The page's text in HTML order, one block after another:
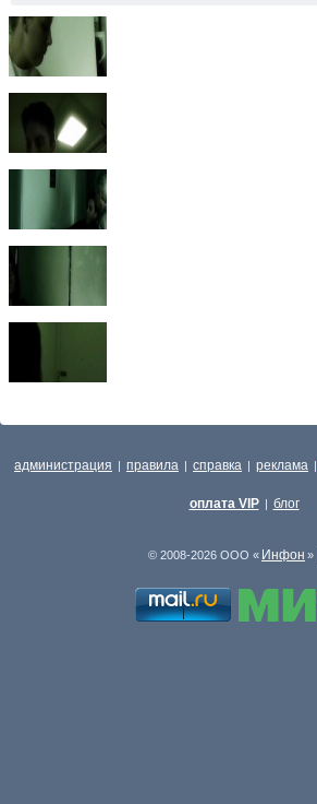
администрация | правила | справка | реклама |
оплата VIP | блог
© 2008-2026 ООО « Инфон »